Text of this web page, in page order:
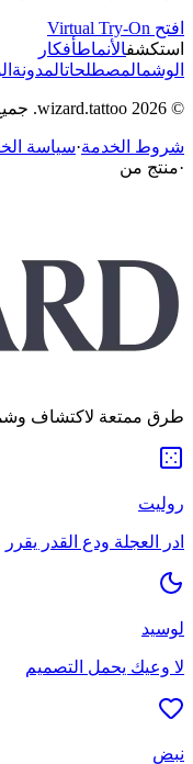
افتح Virtual Try-On
استكشفالأنماطأفكار
الوشمالمصطلحاتالمدونة
© 2026 wizard.tattoo. جميع الحقوق محفوظة.
شروط الخدمة·سياسة
منتج من
طرق ممتعة لاكتشاف
روليت
ادر العجلة ودع القدر يقرر
لوسيد
لا وعيك يحمل التصميم
نبض